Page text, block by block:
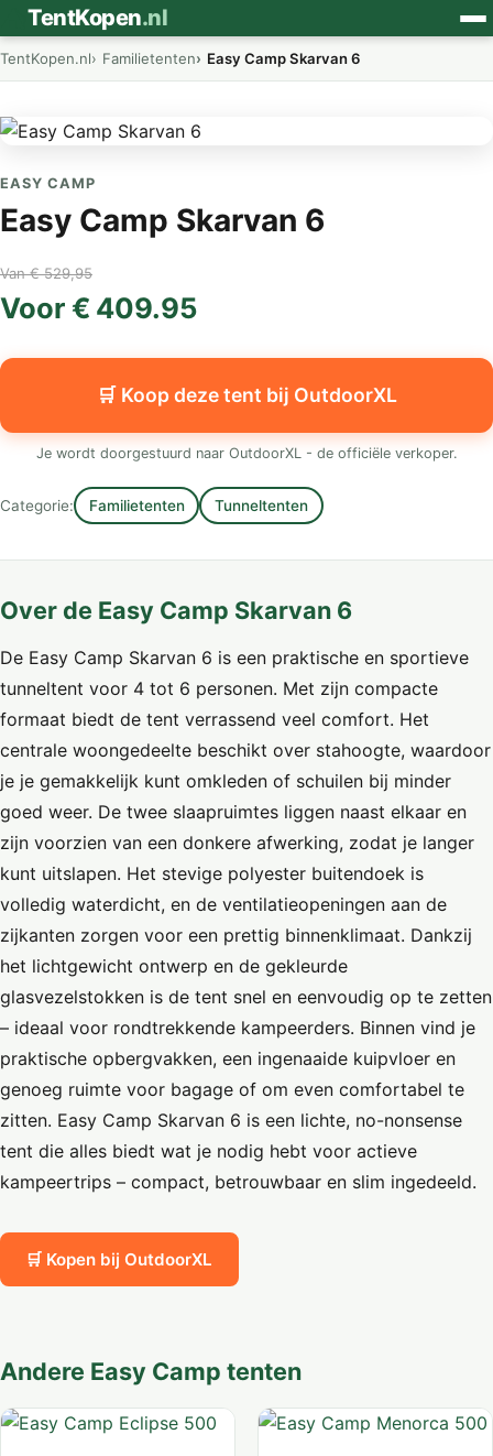
TentKopen.nl
TentKopen.nl Familietenten Easy Camp Skarvan 6
EASY CAMP
Easy Camp Skarvan 6
Van € 529,95
Voor € 409.95
🛒 Koop deze tent bij OutdoorXL
Je wordt doorgestuurd naar OutdoorXL - de officiële verkoper.
Categorie: Familietenten Tunneltenten
Over de Easy Camp Skarvan 6
De Easy Camp Skarvan 6 is een praktische en sportieve
tunneltent voor 4 tot 6 personen. Met zijn compacte
formaat biedt de tent verrassend veel comfort. Het
centrale woongedeelte beschikt over stahoogte, waardoor
je je gemakkelijk kunt omkleden of schuilen bij minder
goed weer. De twee slaapruimtes liggen naast elkaar en
zijn voorzien van een donkere afwerking, zodat je langer
kunt uitslapen. Het stevige polyester buitendoek is
volledig waterdicht, en de ventilatieopeningen aan de
zijkanten zorgen voor een prettig binnenklimaat. Dankzij
het lichtgewicht ontwerp en de gekleurde
glasvezelstokken is de tent snel en eenvoudig op te zetten
– ideaal voor rondtrekkende kampeerders. Binnen vind je
praktische opbergvakken, een ingenaaide kuipvloer en
genoeg ruimte voor bagage of om even comfortabel te
zitten. Easy Camp Skarvan 6 is een lichte, no-nonsense
tent die alles biedt wat je nodig hebt voor actieve
kampeertrips – compact, betrouwbaar en slim ingedeeld.
🛒 Kopen bij OutdoorXL
Andere Easy Camp tenten